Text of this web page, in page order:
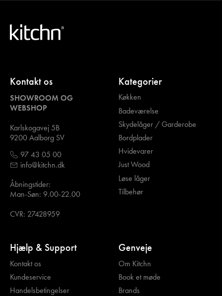
Kontakt os
SHOWROOM OG
WEBSHOP
Karlskogavej 5B
9200 Aalborg SV
97 43 05 00
info@kitchn.dk
Åbningstider:
Man-Søn: 9.00-22.00
CVR: 27428959
Kategorier
Køkken
Badeværelse
Skydelåger / Garderobe
Bordplader
Hvidevarer
Just Wood
Løse låger
Tilbehør
Hjælp & Support
Kontakt os
Kundeservice
Handelsbetingelser
Genveje
Om Kitchn
Book et møde
Brands